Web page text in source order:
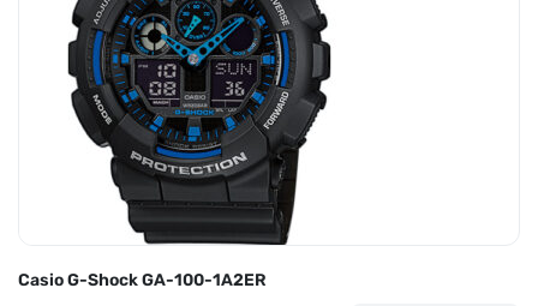
Casio G-Shock GA-100-1A2ER